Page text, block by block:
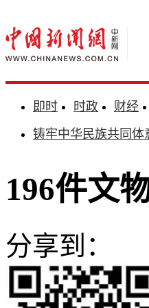
即时 时政 财经
铸牢中华民族共同体
196件文
分享到：